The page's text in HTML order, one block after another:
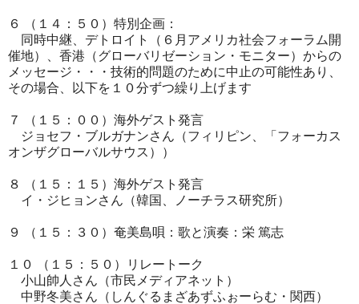
６ （１４：５０）特別企画：
同時中継、デトロイト（６月アメリカ社会フォーラム開
催地）、香港（グローバリゼーション・モニター）からの
メッセージ・・・技術的問題のために中止の可能性あり、
その場合、以下を１０分ずつ繰り上げます
７ （１５：００）海外ゲスト発言
ジョセフ・ブルガナンさん（フィリピン、「フォーカス
オンザグローバルサウス））
８ （１５：１５）海外ゲスト発言
イ・ジヒョンさん（韓国、ノーチラス研究所）
９ （１５：３０）奄美島唄：歌と演奏：栄 篤志
１０ （１５：５０）リレートーク
小山帥人さん（市民メディアネット）
中野冬美さん（しんぐるまざあずふぉーらむ・関西）